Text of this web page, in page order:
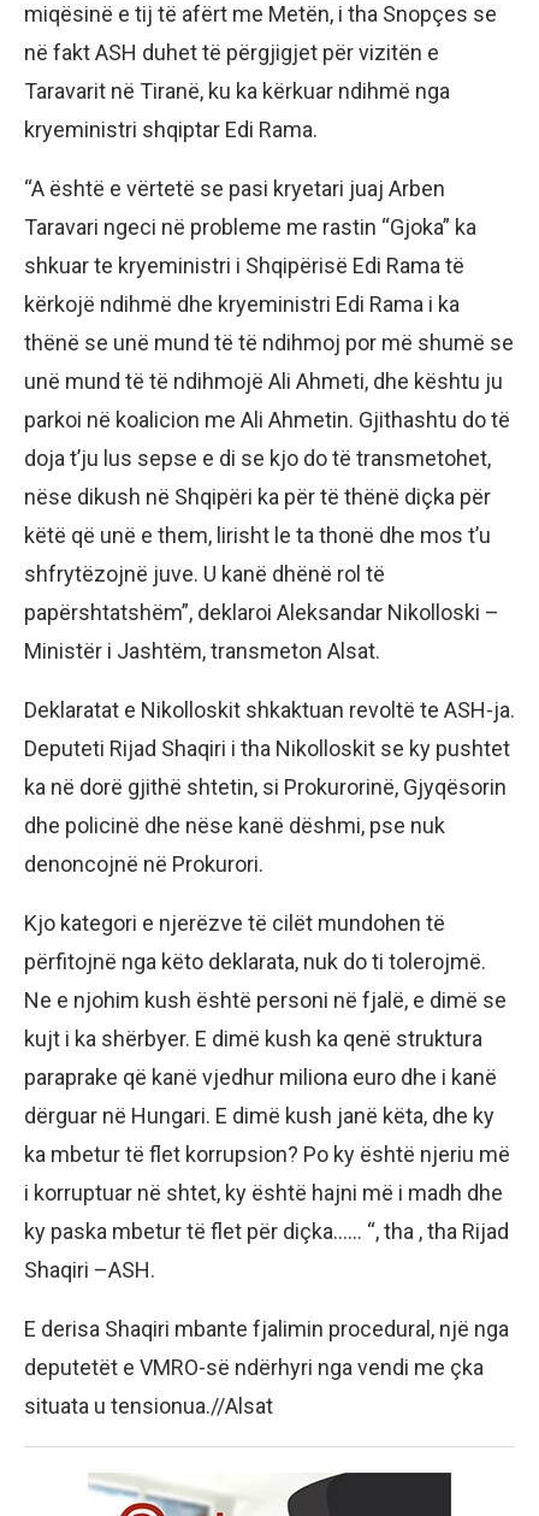
miqësinë e tij të afërt me Metën, i tha Snopçes se
në fakt ASH duhet të përgjigjet për vizitën e
Taravarit në Tiranë, ku ka kërkuar ndihmë nga
kryeministri shqiptar Edi Rama.
“A është e vërtetë se pasi kryetari juaj Arben
Taravari ngeci në probleme me rastin “Gjoka” ka
shkuar te kryeministri i Shqipërisë Edi Rama të
kërkojë ndihmë dhe kryeministri Edi Rama i ka
thënë se unë mund të të ndihmoj por më shumë se
unë mund të të ndihmojë Ali Ahmeti, dhe kështu ju
parkoi në koalicion me Ali Ahmetin. Gjithashtu do të
doja t’ju lus sepse e di se kjo do të transmetohet,
nëse dikush në Shqipëri ka për të thënë diçka për
këtë që unë e them, lirisht le ta thonë dhe mos t’u
shfrytëzojnë juve. U kanë dhënë rol të
papërshtatshëm”, deklaroi Aleksandar Nikolloski –
Ministër i Jashtëm, transmeton Alsat.
Deklaratat e Nikolloskit shkaktuan revoltë te ASH-ja.
Deputeti Rijad Shaqiri i tha Nikolloskit se ky pushtet
ka në dorë gjithë shtetin, si Prokurorinë, Gjyqësorin
dhe policinë dhe nëse kanë dëshmi, pse nuk
denoncojnë në Prokurori.
Kjo kategori e njerëzve të cilët mundohen të
përfitojnë nga këto deklarata, nuk do ti tolerojmë.
Ne e njohim kush është personi në fjalë, e dimë se
kujt i ka shërbyer. E dimë kush ka qenë struktura
paraprake që kanë vjedhur miliona euro dhe i kanë
dërguar në Hungari. E dimë kush janë këta, dhe ky
ka mbetur të flet korrupsion? Po ky është njeriu më
i korruptuar në shtet, ky është hajni më i madh dhe
ky paska mbetur të flet për diçka…… “, tha , tha Rijad
Shaqiri –ASH.
E derisa Shaqiri mbante fjalimin procedural, një nga
deputetët e VMRO-së ndërhyri nga vendi me çka
situata u tensionua.//Alsat